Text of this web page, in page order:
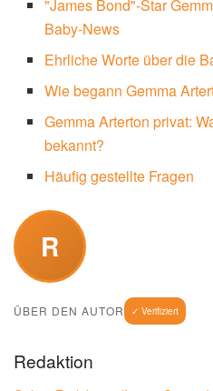
"James Bond"-Star
Baby-News
Ehrliche Worte über die
Wie begann Gemma
Gemma Arterton privat:
bekannt?
Häufig gestellte Fragen
R
ÜBER DEN AUTOR ✓ Verifiziert
Redaktion